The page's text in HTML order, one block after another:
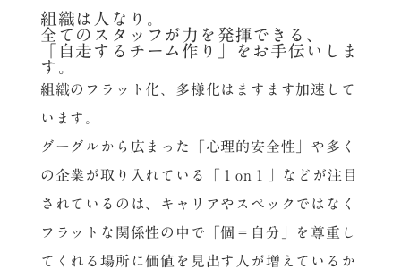
組織は人なり。
全てのスタッフが力を発揮できる、
「自走するチーム作り」をお手伝いしま
す。
組織のフラット化、多様化はますます加速して
います。
グーグルから広まった「心理的安全性」や多く
の企業が取り入れている「１on１」などが注目
されているのは、キャリアやスペックではなく
フラットな関係性の中で「個＝自分」を尊重し
てくれる場所に価値を見出す人が増えているか